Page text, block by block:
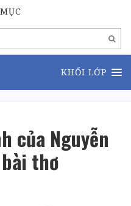
KHỐI LỚP
của Nguyễn
thơ